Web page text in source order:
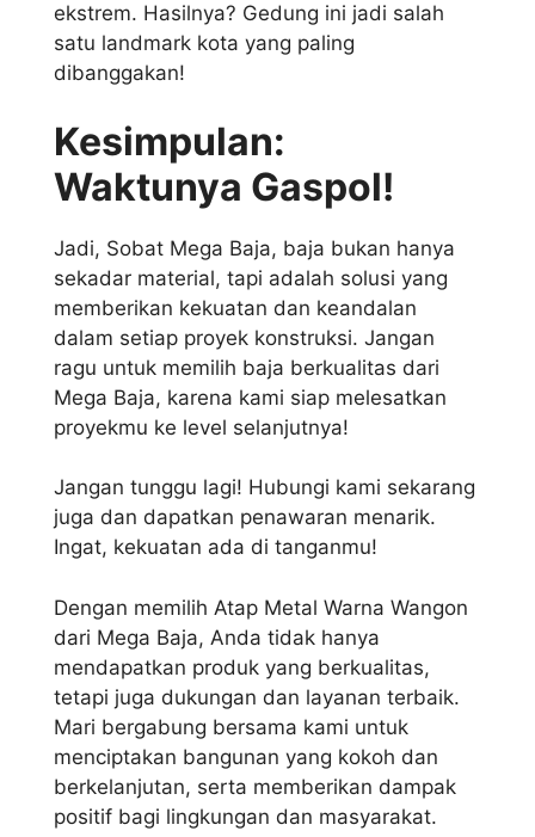
ekstrem. Hasilnya? Gedung ini jadi salah
satu landmark kota yang paling
dibanggakan!
Kesimpulan:
Waktunya Gaspol!
Jadi, Sobat Mega Baja, baja bukan hanya
sekadar material, tapi adalah solusi yang
memberikan kekuatan dan keandalan
dalam setiap proyek konstruksi. Jangan
ragu untuk memilih baja berkualitas dari
Mega Baja, karena kami siap melesatkan
proyekmu ke level selanjutnya!
Jangan tunggu lagi! Hubungi kami sekarang
juga dan dapatkan penawaran menarik.
Ingat, kekuatan ada di tanganmu!
Dengan memilih Atap Metal Warna Wangon
dari Mega Baja, Anda tidak hanya
mendapatkan produk yang berkualitas,
tetapi juga dukungan dan layanan terbaik.
Mari bergabung bersama kami untuk
menciptakan bangunan yang kokoh dan
berkelanjutan, serta memberikan dampak
positif bagi lingkungan dan masyarakat.